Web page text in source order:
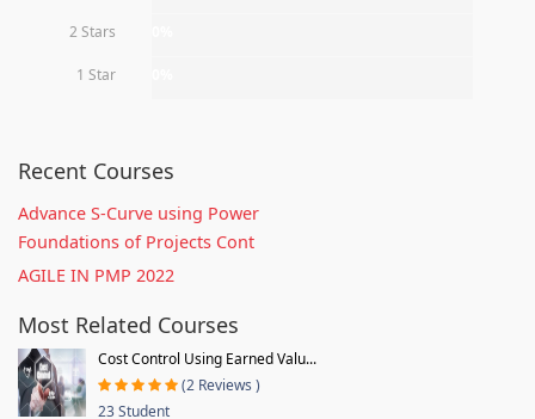
2 Stars
1 Star
Recent Courses
Advance S-Curve using Power
Foundations of Projects Cont
AGILE IN PMP 2022
Most Related Courses
Cost Control Using Earned Valu...
(2 Reviews )
23 Student